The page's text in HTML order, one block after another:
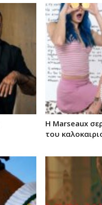
Η Marseaux
του